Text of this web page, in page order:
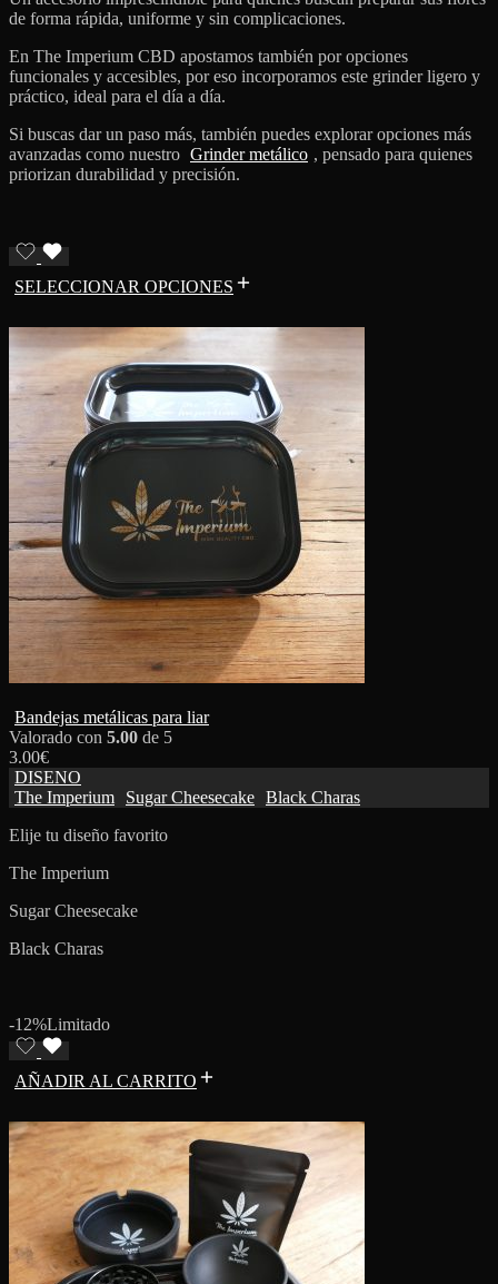
de forma rápida, uniforme y sin complicaciones.
En The Imperium CBD apostamos también por opciones
funcionales y accesibles, por eso incorporamos este grinder ligero y
práctico, ideal para el día a día.
Si buscas dar un paso más, también puedes explorar opciones más
avanzadas como nuestro Grinder metálico , pensado para quienes
priorizan durabilidad y precisión.
SELECCIONAR OPCIONES
Bandejas metálicas para liar
Valorado con 5.00 de 5
3.00€
DISENO
The Imperium
Sugar Cheesecake Black Charas
Elije tu diseño favorito
The Imperium
Sugar Cheesecake
Black Charas
-12%Limitado
AÑADIR AL CARRITO